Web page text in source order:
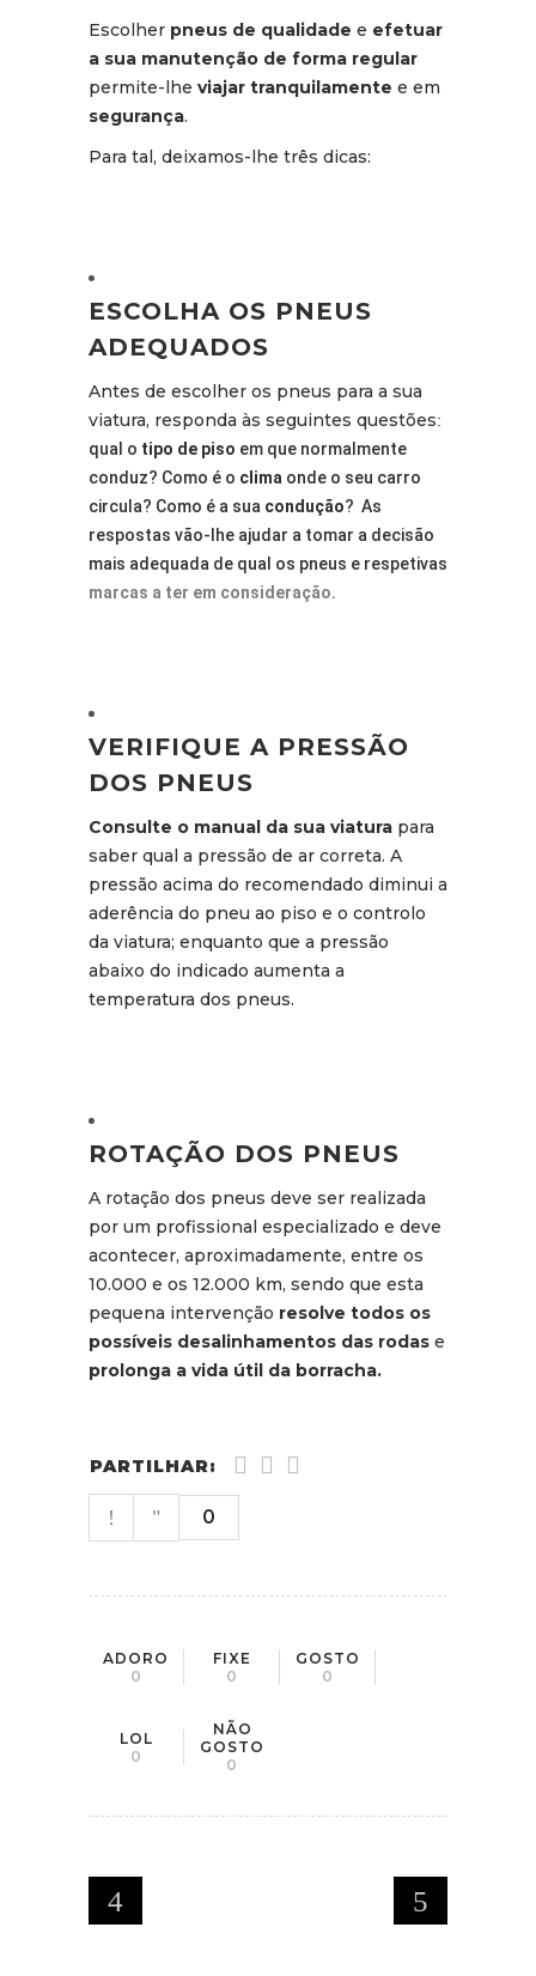
Escolher pneus de qualidade e efetuar
a sua manutenção de forma regular
permite-lhe viajar tranquilamente e em
segurança.
Para tal, deixamos-lhe três dicas:
ESCOLHA OS PNEUS
ADEQUADOS
Antes de escolher os pneus para a sua
viatura, responda às seguintes questões:
qual o tipo de piso em que normalmente
conduz? Como é o clima onde o seu carro
circula? Como é a sua condução? As
respostas vão-lhe ajudar a tomar a decisão
mais adequada de qual os pneus e respetivas
marcas a ter em consideração.
VERIFIQUE A PRESSÃO
DOS PNEUS
Consulte o manual da sua viatura para
saber qual a pressão de ar correta. A
pressão acima do recomendado diminui a
aderência do pneu ao piso e o controlo
da viatura; enquanto que a pressão
abaixo do indicado aumenta a
temperatura dos pneus.
ROTAÇÃO DOS PNEUS
A rotação dos pneus deve ser realizada
por um profissional especializado e deve
acontecer, aproximadamente, entre os
10.000 e os 12.000 km, sendo que esta
pequena intervenção resolve todos os
possíveis desalinhamentos das rodas e
prolonga a vida útil da borracha.
PARTILHAR:
0
ADORO
0
FIXE
0
GOSTO
0
LOL
0
NÃO
GOSTO
0